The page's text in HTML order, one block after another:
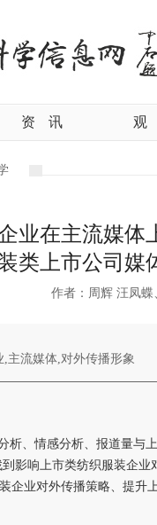
资 讯 观
业在主流媒
类上市公司媒
作者：周辉 汪凤
主流媒体,对外传播形象
析、情感分析、报道量与
影响上市类纺织服装企
企业对外传播策略、提